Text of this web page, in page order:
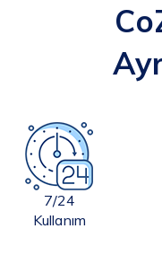
7/24
Kullanım